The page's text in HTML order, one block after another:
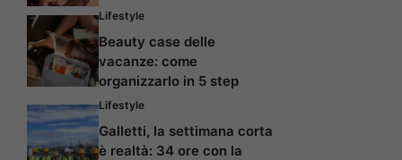
Lifestyle
Beauty case delle
vacanze: come
organizzarlo in 5 step
Lifestyle
Galletti, la settimana corta
è realtà: 34 ore con la